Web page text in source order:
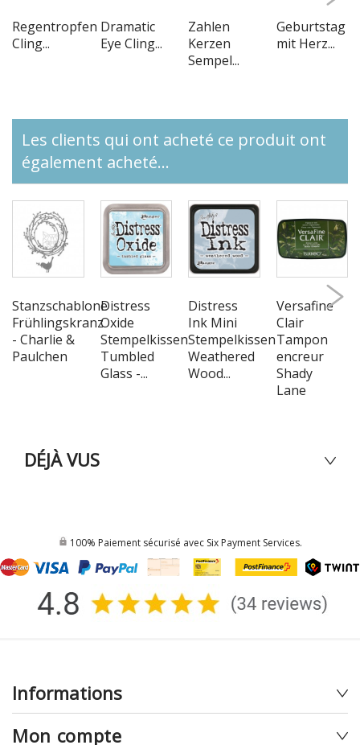
Regentropfen
Cling...
Dramatic
Eye Cling...
Zahlen
Kerzen
Sempel...
Geburtstag
mit Herz...
Les clients qui ont acheté ce produit ont
également acheté...
Stanzschablone
Frühlingskranz
- Charlie &
Paulchen
Distress
Oxide
Stempelkissen
Tumbled
Glass -...
Distress
Ink Mini
Stempelkissen
Weathered
Wood...
Versafine
Clair
Tampon
encreur
Shady
Lane
DÉJÀ VUS
100% Paiement sécurisé avec Six Payment Services.
Informations
Mon compte